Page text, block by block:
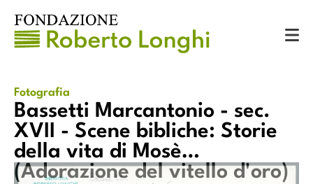
Bassetti Marcantonio - sec. XVII - Scene bibliche: Storie della
vita di Mosè (Adorazione del vitello d'oro)
Bassetti Marcantonio - sec.
XVII - Scene bibliche: Storie
della vita di Mosè
(Adorazione del vitello d'oro)
Fotografia